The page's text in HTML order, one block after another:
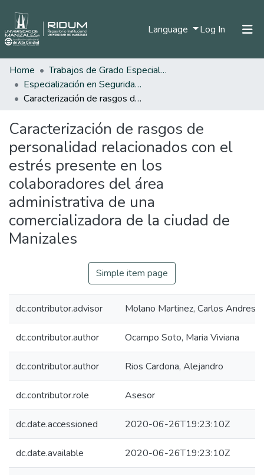
Language Log In (current)
Statistics
Home
Trabajos de Grado Especializaciones
Especialización en Seguridad Social
Caracterización de rasgos de personalidad relacionados con el estrés presente en los colaboradores del área administrativa de una comercializadora de la ciudad de Manizales
Caracterización de rasgos de
personalidad relacionados con el
estrés presente en los
colaboradores del área
administrativa de una
comercializadora de la ciudad de
Manizales
Simple item page
dc.contributor.advisor Molano Martinez, Carlos Andres
dc.contributor.author Ocampo Soto, Maria Viviana
dc.contributor.author Rios Cardona, Alejandro
dc.contributor.role Asesor
dc.date.accessioned 2020-06-26T19:23:10Z
dc.date.available 2020-06-26T19:23:10Z